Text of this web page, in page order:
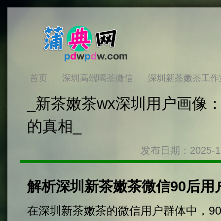
首页 深圳高端喝茶微信 深圳新茶嫩茶工
_新茶嫩茶wx深圳用户画像
的真相_
发布日期：
解析深圳新茶嫩茶微信90后用
在深圳新茶嫩茶的微信用户群体中，